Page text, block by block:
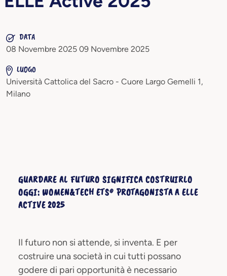
DATA
08 Novembre 2025 09 Novembre 2025
LUOGO
Università Cattolica del Sacro - Cuore Largo Gemelli 1,
Milano
GUARDARE AL FUTURO SIGNIFICA COSTRUIRLO
OGGI: WOMEN&TECH ETS® PROTAGONISTA A ELLE
ACTIVE 2025
Il futuro non si attende, si inventa. E per
costruire una società in cui tutti possano
godere di pari opportunità è necessario